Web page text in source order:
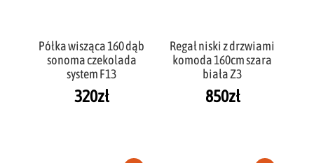
Półka wisząca 160 dąb
sonoma czekolada
system F13
320zł
Regał niski z drzwiami
komoda 160cm szara
biała Z3
850zł